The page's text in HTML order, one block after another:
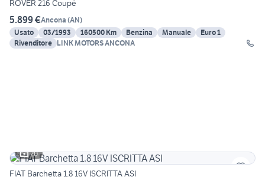
ROVER 216 Coupè
5.899 €Ancona (AN)
Usato
03/1993 160500 Km Benzina Manuale
Euro 1
Rivenditore LINK MOTORS ANCONA
20
FIAT Barchetta 1.8 16V ISCRITTA ASI